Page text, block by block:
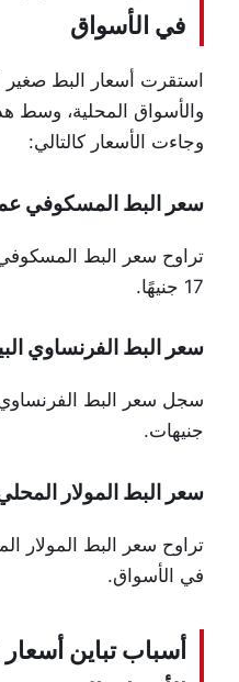
في الأسواق
استقرت أسعار البط
والأسواق المحلية، وسط
وجاءت الأسعار كالتالي:
سعر البط المسكوفي
17 جنيهًا.
سعر البط الفرنساوي
جنيهات.
سعر البط المولار
في الأسواق.
أسباب تباين